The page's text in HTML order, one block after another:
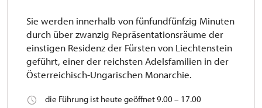
Sie werden innerhalb von fünfundfünfzig Minuten
durch über zwanzig Repräsentationsräume der
einstigen Residenz der Fürsten von Liechtenstein
geführt, einer der reichsten Adelsfamilien in der
Österreichisch-Ungarischen Monarchie.
die Führung ist heute geöffnet 9.00 – 17.00